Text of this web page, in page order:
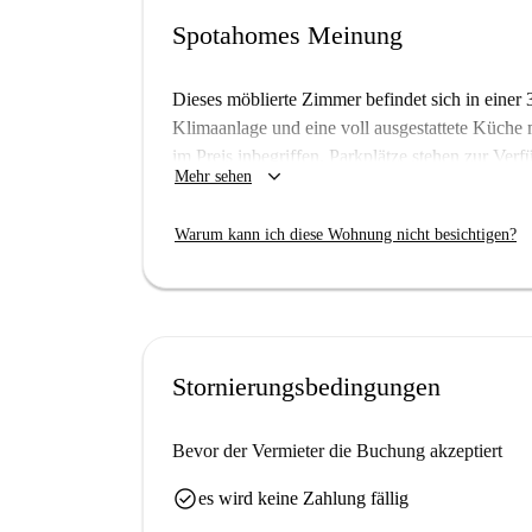
Spotahomes Meinung
Dieses möblierte Zimmer befindet sich in
Klimaanlage und eine voll ausgestattete
im Preis inbegriffen. Parkplätze stehen zur
gestattet. Bitte beachten Sie, dass alle
Einkaufsmöglichkeiten wie den Asiana
Mehr sehen keyboard_arrow_down
Warum kann ich diese Wohnung nicht besichtigen?
Stornierungsbedingungen
Bevor der Vermieter die Buchung akzeptiert
check_circlees wird keine Zahlung fällig